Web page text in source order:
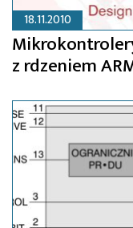
18.11.2010
z rdzeniem